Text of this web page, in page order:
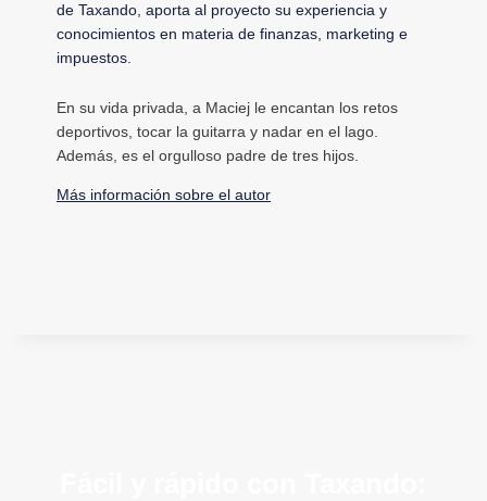
de Taxando, aporta al proyecto su experiencia y
conocimientos en materia de finanzas, marketing e
impuestos.
En su vida privada, a Maciej le encantan los retos
deportivos, tocar la guitarra y nadar en el lago.
Además, es el orgulloso padre de tres hijos.
Más información sobre el autor